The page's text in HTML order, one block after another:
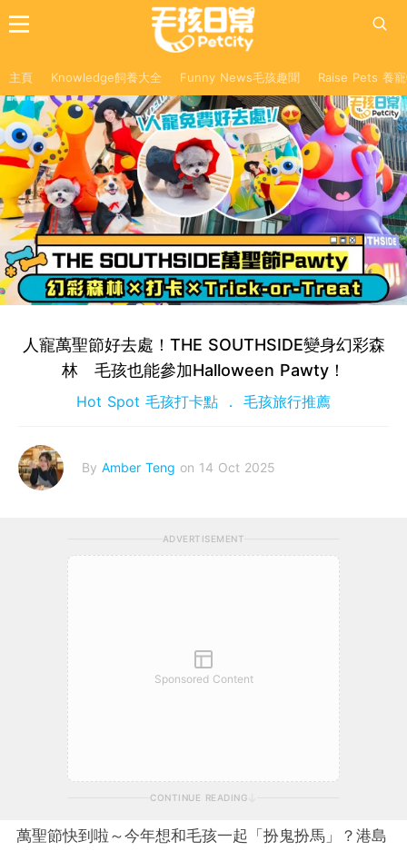
主頁 Knowledge飼養大全 Funny News毛孩趣聞 Raise Pets 養
人寵萬聖節好去處！THE SOUTHSIDE變身幻彩森
林 毛孩也能參加Halloween Pawty！
Hot Spot 毛孩打卡點 毛孩旅行推薦
By Amber Teng on 14 Oct 2025
ADVERTISEMENT
Sponsored Content
CONTINUE READING
萬聖節快到啦～今年想和毛孩一起「扮鬼扮馬」？港島